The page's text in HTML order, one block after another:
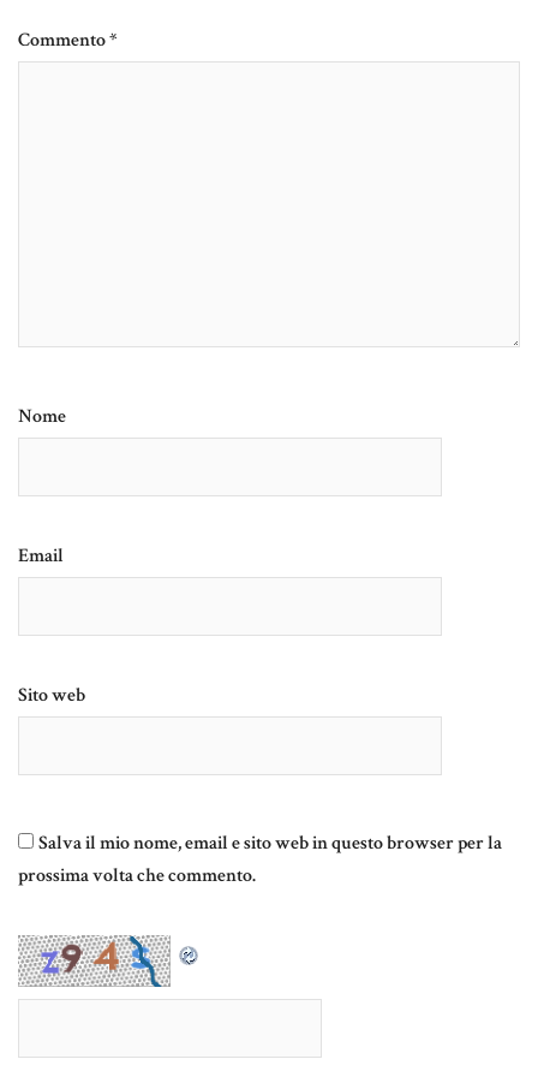
Commento*
Nome
Email
Sito web
Salva il mio nome, email e sito web in questo browser per la
prossima volta che commento.